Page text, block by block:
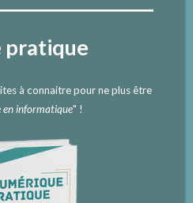
pratique
à connaitre pour ne plus être
en informatique" !